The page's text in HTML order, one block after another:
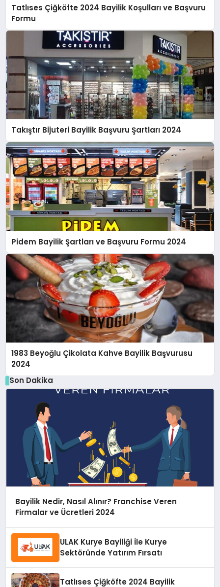
Tatlıses Çiğköfte 2024 Bayilik Koşulları ve Başvuru
Formu
Takıştır Bijuteri Bayilik Başvuru Şartları 2024
Pidem Bayilik Şartları ve Başvuru Formu 2024
1983 Beyoğlu Çikolata Kahve Bayilik Başvurusu
2024
Son Dakika
Bayilik Nedir, Nasıl Alınır? Franchise Veren
Firmalar ve Ücretleri 2024
ULAK Kurye Bayiliği İle Kurye
Sektöründe Yatırım Fırsatı
Tatlıses Çiğköfte 2024 Bayilik